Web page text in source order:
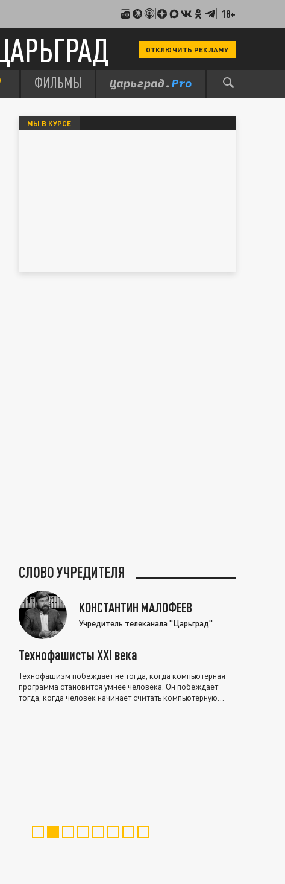
18+
ОТКЛЮЧИТЬ РЕКЛАМУ
ФИЛЬМЫ
МЫ В КУРСЕ
СЛОВО УЧРЕДИТЕЛЯ
КОНСТАНТИН МАЛОФЕЕВ
Учредитель телеканала "Царьград"
Технофашисты XXI века
Технофашизм побеждает не тогда, когда компьютерная
программа становится умнее человека. Он побеждает
тогда, когда человек начинает считать компьютерную